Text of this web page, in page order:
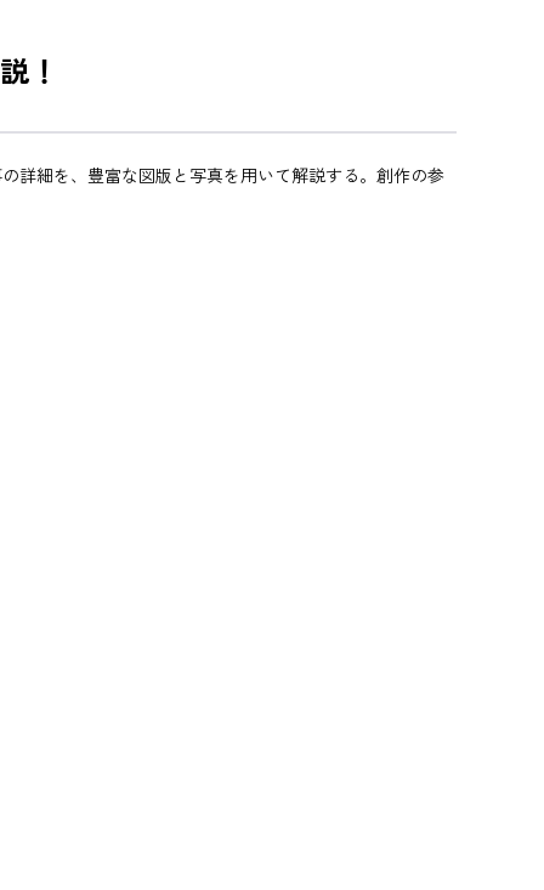
！
詳細を、豊富な図版と写真を用いて解説する。創作の参